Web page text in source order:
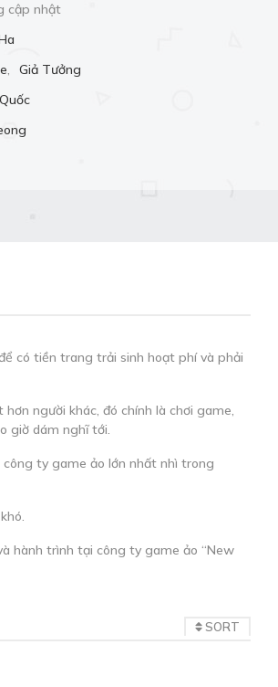
cập nhật
,
Giả Tưởng
có tiền trang trải sinh hoạt phí và phải
người khác, đó chính là chơi game,
giờ dám nghĩ tới.
ty game ảo lớn nhất nhì trong
hành trình tại công ty game ảo “New
SORT